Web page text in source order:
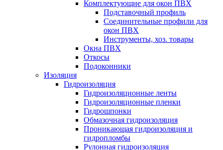
Комплектующие для окон ПВХ
Подставочный профиль
Соединительные профили для
окон ПВХ
Инструменты, хоз. товары
Окна ПВХ
Откосы
Подоконники
Изоляция
Гидроизоляция
Гидроизоляционные ленты
Гидроизоляционные пленки
Гидрошпонки
Обмазочная гидроизоляция
Проникающая гидроизоляция и
гидропломбы
Рулонная гидроизоляция